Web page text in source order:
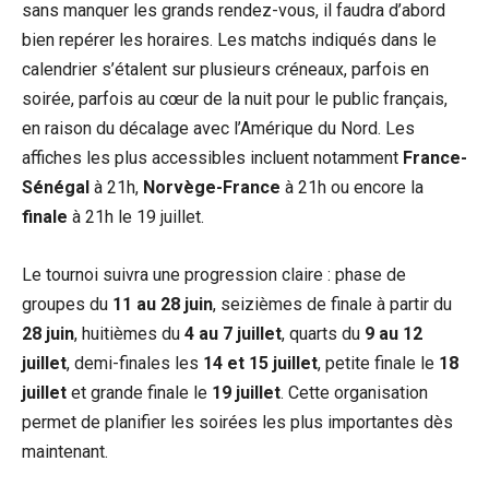
sans manquer les grands rendez-vous, il faudra d’abord
bien repérer les horaires. Les matchs indiqués dans le
calendrier s’étalent sur plusieurs créneaux, parfois en
soirée, parfois au cœur de la nuit pour le public français,
en raison du décalage avec l’Amérique du Nord. Les
affiches les plus accessibles incluent notamment France-
Sénégal à 21h, Norvège-France à 21h ou encore la
finale à 21h le 19 juillet.
Le tournoi suivra une progression claire : phase de
groupes du 11 au 28 juin, seizièmes de finale à partir du
28 juin, huitièmes du 4 au 7 juillet, quarts du 9 au 12
juillet, demi-finales les 14 et 15 juillet, petite finale le 18
juillet et grande finale le 19 juillet. Cette organisation
permet de planifier les soirées les plus importantes dès
maintenant.